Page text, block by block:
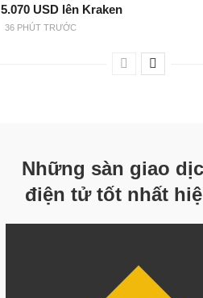
5.070 USD lên Kraken
36 PHÚT TRƯỚC
Những sàn giao
điện tử tốt nhất